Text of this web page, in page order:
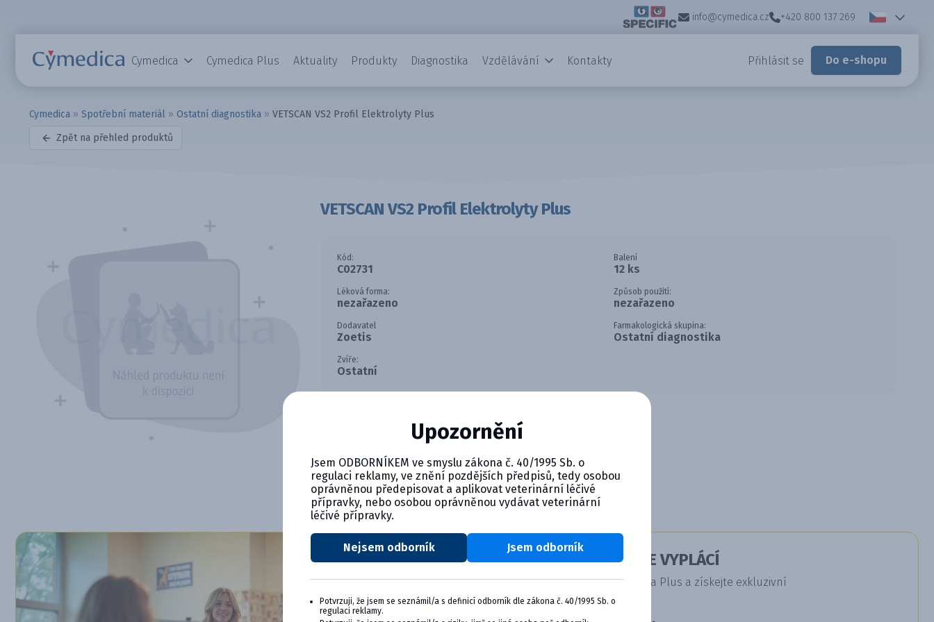
info@cymedica.cz +420 800 137 269
Cymedica Cymedica Plus Aktuality Produkty Diagnostika Vzdělávání Kontakty Přihlásit se Do e-shopu
Cymedica » Spotřební materiál » Ostatní diagnostika » VETSCAN VS2 Profil Elektrolyty Plus
Zpět na přehled produktů
VETSCAN VS2 Profil Elektrolyty Plus
Kód:
C02731
Balení
12 ks
Léková forma:
nezařazeno
Způsob použití:
nezařazeno
Dodavatel
Zoetis
Farmakologická skupina:
Ostatní diagnostika
Zvíře:
Ostatní
CYMEDICA PLUS: VĚRNOST, KTERÁ SE VYPLÁCÍ
Staňte se členem věrnostního programu Cymedica Plus a získejte exkluzivní
výhody pro vaši veterinární praxi.
Upozornění
Jsem ODBORNÍKEM ve smyslu zákona č. 40/1995 Sb. o
regulaci reklamy, ve znění pozdějších předpisů, tedy osobou
oprávněnou předepisovat a aplikovat veterinární léčivé
přípravky, nebo osobou oprávněnou vydávat veterinární
léčivé přípravky.
Nejsem odborník Jsem odborník
Potvrzuji, že jsem se seznámil/a s definicí odborník dle zákona č. 40/1995 Sb. o
regulaci reklamy.